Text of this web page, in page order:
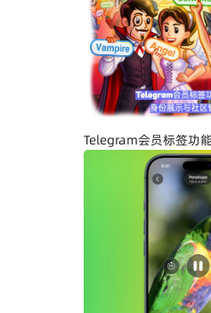
Telegram关闭私聊分
天隐私与内容保护
Telegram会员标签功
示与社区管理更高效